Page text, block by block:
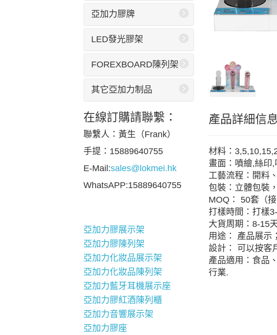
亞加力膠牌
LED發光膠架
FOREXBOARD陳列架
其它亞加力制品
在線訂購請聯繫：
聯繫人：黃生（Frank）
手提：15889640755
E-Mail:sales@lokmei.hk
WhatsAPP:15889640755
亞加力膠展示架
亞加力膠陳列架
亞加力化妝品展示架
亞加力化妝品陳列架
亞加力藍牙耳機展示座
亞加力膠紅酒陳列櫃
亞加力音響展示架
亞加力膠座
產品詳細信息
材料：
畫面：噴繪,絲印,
工藝流程：開料
包裝：立體包裝
MOQ： 50套（接
打樣時間：打樣
大貨周期：8-15
用途： 產品展示
設計： 可以按客
產品適用：食品
行業.